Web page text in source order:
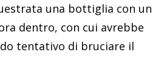
una bottiglia con un
dentro, con cui avrebbe
tentativo di bruciare il